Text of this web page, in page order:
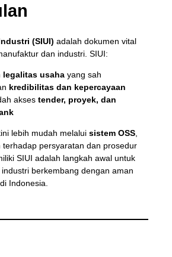
(SIUI) adalah dokumen vital
dan industri. SIUI:
legalitas usahayang sah
kredibilitas dan kepercayaan
akses tender, proyek, dan
lebih mudah melalui sistem OSS,
persyaratan dan prosedur
SIUI adalah langkah awal untuk
berkembang dengan aman
Indonesia.